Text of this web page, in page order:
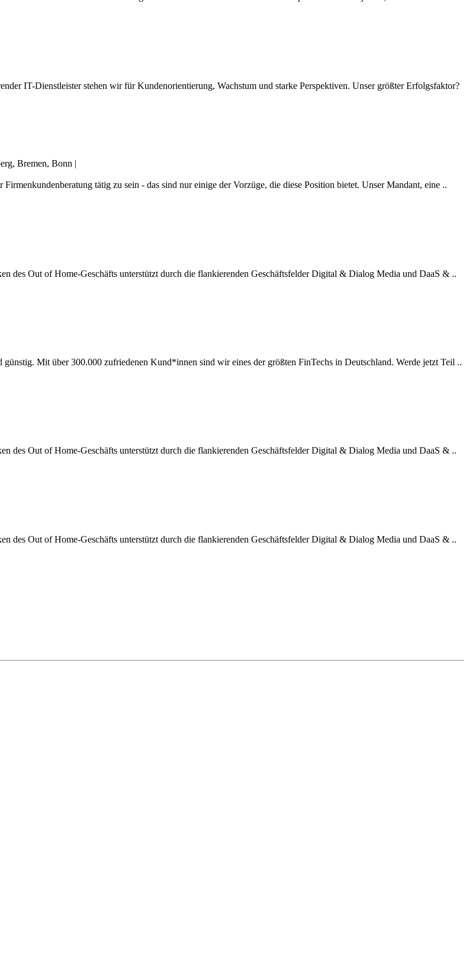
IT-Dienstleister stehen wir für Kundenorientierung, Wachstum und starke Perspektiven. Unser größter Erfolgsfaktor?
Bremen, Bonn |
tätig zu sein - das sind nur einige der Vorzüge, die diese Position bietet. Unser Mandant, eine ..
des Out of Home-Geschäfts unterstützt durch die flankierenden Geschäftsfelder Digital & Dialog Media und DaaS & ..
Mit über 300.000 zufriedenen Kund*innen sind wir eines der größten FinTechs in Deutschland. Werde jetzt Teil ..
des Out of Home-Geschäfts unterstützt durch die flankierenden Geschäftsfelder Digital & Dialog Media und DaaS & ..
des Out of Home-Geschäfts unterstützt durch die flankierenden Geschäftsfelder Digital & Dialog Media und DaaS & ..